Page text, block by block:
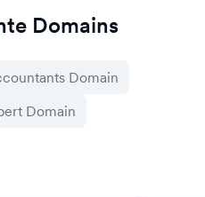
Domains
Domain
Domain